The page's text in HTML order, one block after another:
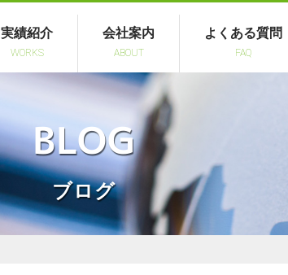
実績紹介
WORKS
会社案内
ABOUT
よくある質問
FAQ
ブログ
BLOG